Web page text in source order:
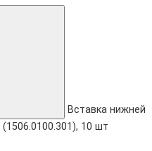
Вставка нижней
10 шт